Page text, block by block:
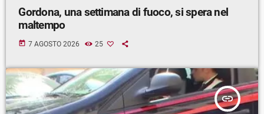
Gordona, una settimana di fuoco, si spera nel
maltempo
today 7 AGOSTO 2026 25
insert_link